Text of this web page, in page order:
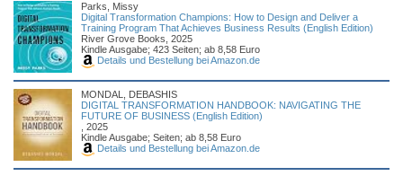
Parks, Missy
Digital Transformation Champions: How to Design and Deliver a
Training Program That Achieves Business Results (English Edition)
River Grove Books, 2025
Kindle Ausgabe; 423 Seiten; ab 8,58 Euro
Details und Bestellung bei Amazon.de
MONDAL, DEBASHIS
DIGITAL TRANSFORMATION HANDBOOK: NAVIGATING THE
FUTURE OF BUSINESS (English Edition)
, 2025
Kindle Ausgabe; Seiten; ab 8,58 Euro
Details und Bestellung bei Amazon.de